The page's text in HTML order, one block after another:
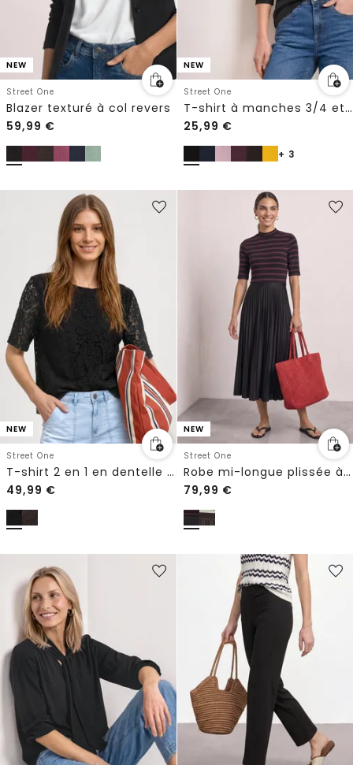
NEW
Street One
Blazer texturé à col revers
59,99 €
NEW
Street One
T-shirt à manches 3/4 et col bateau
25,99 €
+ 3
NEW
Street One
T-shirt 2 en 1 en dentelle avec débardeur intégré
49,99 €
NEW
Street One
Robe mi-longue plissée à rayures
79,99 €